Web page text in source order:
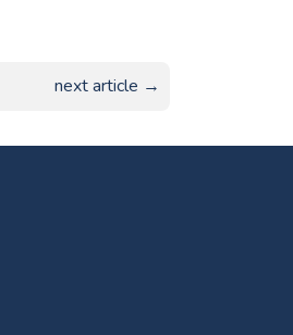
next article →